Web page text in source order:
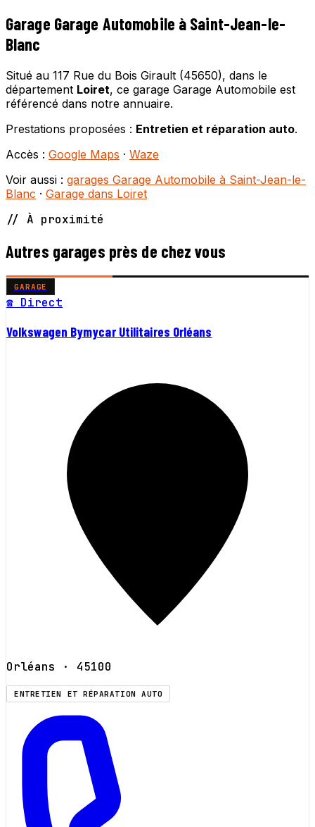
Garage Garage Automobile à Saint-Jean-le-
Blanc
Situé au 117 Rue du Bois Girault (45650), dans le
département Loiret, ce garage Garage Automobile est
référencé dans notre annuaire.
Prestations proposées : Entretien et réparation auto.
Accès : Google Maps · Waze
Voir aussi : garages Garage Automobile à Saint-Jean-le-
Blanc · Garage dans Loiret
// À proximité
Autres garages près de chez vous
GARAGE
☎ Direct
Volkswagen Bymycar Utilitaires Orléans
Orléans · 45100
ENTRETIEN ET RÉPARATION AUTO